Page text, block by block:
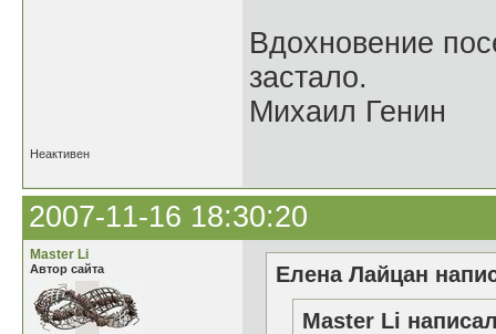
Вдохновение
застало.
Михаил Генин
Неактивен
2007-11-16 18:30:20
Master Li
Автор сайта
Елена Лайцан
Master Li